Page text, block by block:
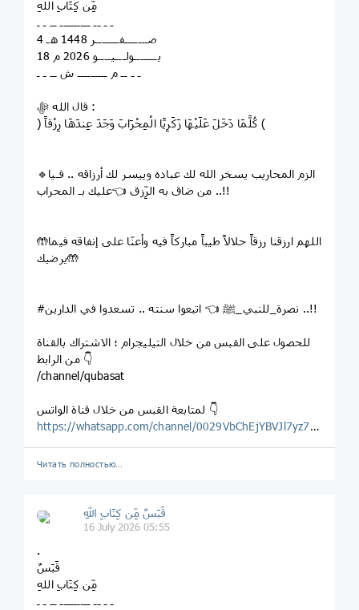
مِّن كِتَابِ اللهِ
4 صـــــــفـــــــر 1448 هـ
18 يـــــــولـــيــــو 2026 م
ـ ـ ــ م ـــــــــ ش ــ ـ ـ
قال الله ﷻ :
﴿ كُلَّمَا دَخَلَ عَلَيْهَا زَكَرِيَّا الْمِحْرَابَ وَجَدَ عِندَهَا رِزْقاً ﴾
🔹الزم المحاريب يسخر الله لك عباده وييسر لك أرزاقه .. فـيا
من ضاق به الرِّزق 👈عليك بـ المحراب ..!!
🤲اللهم ارزقنا رزقاً حلالاً طيباً مباركاً فيه وأعنّا على إنفاقه فيما
يرضيك🤲
#نصرة_للنبي_ﷺ 👈 اتبعوا سنته .. تسعدوا في الدارين ..!!
للحصول على القبس من خلال التيليجرام ؛ الاشتراك بالقناة
من الرابط 👇
/channel/qubasat
لمتابعة القبس من خلال قناة الواتس 👇
https://whatsapp.com/channel/0029VbChEjYBVJl7yz7Wg123
Читать полностью…
قَبَسٌ مِّن كِتَابِ اللهِ
16 July 2026 05:55
.
قَبَسٌ
مِّن كِتَابِ اللهِ
ـ ـ ــ ـــــــــ ــ ـ ـ